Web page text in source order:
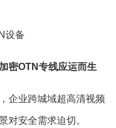
设备
密OTN专线应运而生
企业跨城域超高清视频
对安全需求迫切。